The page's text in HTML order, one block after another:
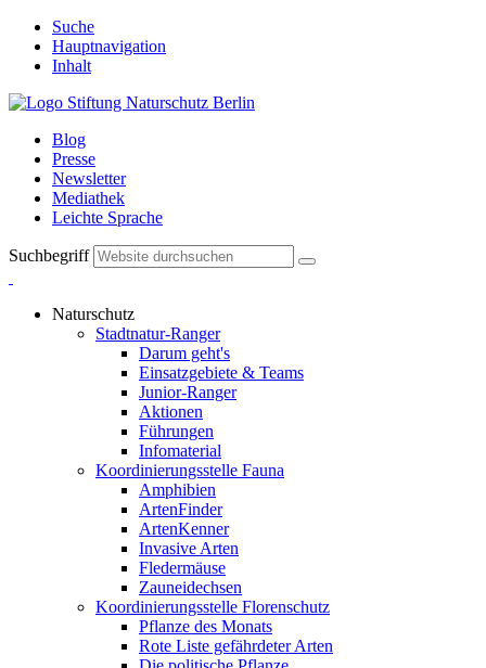
Suche
Hauptnavigation
Inhalt
Blog
Presse
Newsletter
Mediathek
Leichte Sprache
Suchbegriff
Naturschutz
Stadtnatur-Ranger
Darum geht's
Einsatzgebiete & Teams
Junior-Ranger
Aktionen
Führungen
Infomaterial
Koordinierungsstelle Fauna
Amphibien
ArtenFinder
ArtenKenner
Invasive Arten
Fledermäuse
Zauneidechsen
Koordinierungsstelle Florenschutz
Pflanze des Monats
Rote Liste gefährdeter Arten